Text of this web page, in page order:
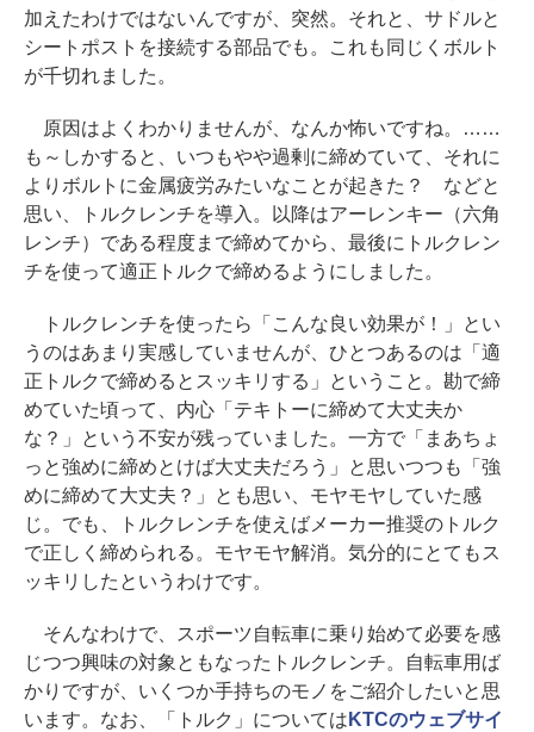
加えたわけではないんですが、突然。それと、サドルと
シートポストを接続する部品でも。これも同じくボルト
が千切れました。
原因はよくわかりませんが、なんか怖いですね。……
も～しかすると、いつもやや過剰に締めていて、それに
よりボルトに金属疲労みたいなことが起きた？ などと
思い、トルクレンチを導入。以降はアーレンキー（六角
レンチ）である程度まで締めてから、最後にトルクレン
チを使って適正トルクで締めるようにしました。
トルクレンチを使ったら「こんな良い効果が！」とい
うのはあまり実感していませんが、ひとつあるのは「適
正トルクで締めるとスッキリする」ということ。勘で締
めていた頃って、内心「テキトーに締めて大丈夫か
な？」という不安が残っていました。一方で「まあちょ
っと強めに締めとけば大丈夫だろう」と思いつつも「強
めに締めて大丈夫？」とも思い、モヤモヤしていた感
じ。でも、トルクレンチを使えばメーカー推奨のトルク
で正しく締められる。モヤモヤ解消。気分的にとてもス
ッキリしたというわけです。
そんなわけで、スポーツ自転車に乗り始めて必要を感
じつつ興味の対象ともなったトルクレンチ。自転車用ば
かりですが、いくつか手持ちのモノをご紹介したいと思
います。なお、「トルク」については KTCのウェブサイ